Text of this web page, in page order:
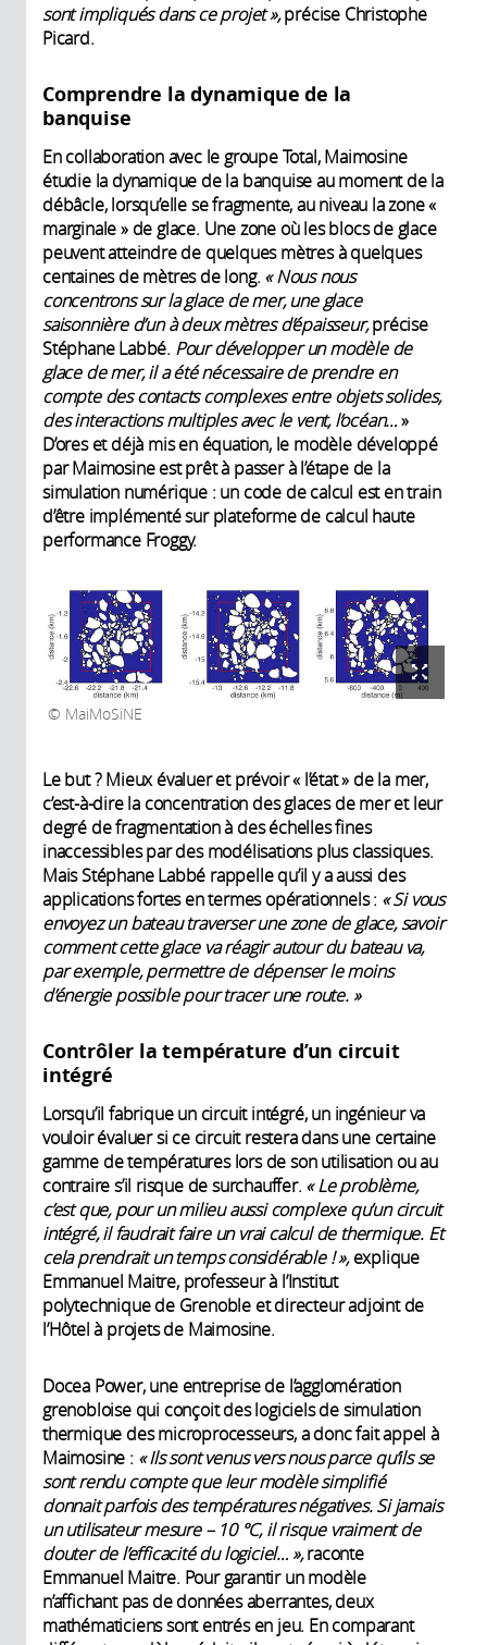
sont impliqués dans ce projet »,précise Christophe
Picard.
Comprendre la dynamique de la
banquise
En collaboration avec le groupe Total, Maimosine
étudie la dynamique de la banquise au moment de la
débâcle, lorsqu’elle se fragmente, au niveau la zone «
marginale » de glace. Une zone où les blocs de glace
peuvent atteindre de quelques mètres à quelques
centaines de mètres de long. « Nous nous
concentrons sur la glace de mer, une glace
saisonnière d’un à deux mètres d’épaisseur,précise
Stéphane Labbé. Pour développer un modèle de
glace de mer, il a été nécessaire de prendre en
compte des contacts complexes entre objets solides,
des interactions multiples avec le vent, l’océan…»
D’ores et déjà mis en équation, le modèle développé
par Maimosine est prêt à passer à l’étape de la
simulation numérique : un code de calcul est en train
d’être implémenté sur plateforme de calcul haute
performance Froggy.
MaiMoSiNE
Le but ? Mieux évaluer et prévoir « l’état » de la mer,
c’est-à-dire la concentration des glaces de mer et leur
degré de fragmentation à des échelles fines
inaccessibles par des modélisations plus classiques.
Mais Stéphane Labbé rappelle qu’il y a aussi des
applications fortes en termes opérationnels : « Si vous
envoyez un bateau traverser une zone de glace, savoir
comment cette glace va réagir autour du bateau va,
par exemple, permettre de dépenser le moins
d’énergie possible pour tracer une route. »
Contrôler la température d’un circuit
intégré
Lorsqu’il fabrique un circuit intégré, un ingénieur va
vouloir évaluer si ce circuit restera dans une certaine
gamme de températures lors de son utilisation ou au
contraire s’il risque de surchauffer. « Le problème,
c’est que, pour un milieu aussi complexe qu’un circuit
intégré, il faudrait faire un vrai calcul de thermique. Et
cela prendrait un temps considérable ! »,explique
Emmanuel Maitre, professeur à l’Institut
polytechnique de Grenoble et directeur adjoint de
l’Hôtel à projets de Maimosine.
Docea Power, une entreprise de l’agglomération
grenobloise qui conçoit des logiciels de simulation
thermique des microprocesseurs, a donc fait appel à
Maimosine : « Ils sont venus vers nous parce qu’ils se
sont rendu compte que leur modèle simplifié
donnait parfois des températures négatives. Si jamais
un utilisateur mesure – 10 °C, il risque vraiment de
douter de l’efficacité du logiciel… »,raconte
Emmanuel Maitre. Pour garantir un modèle
n’affichant pas de données aberrantes, deux
mathématiciens sont entrés en jeu. En comparant